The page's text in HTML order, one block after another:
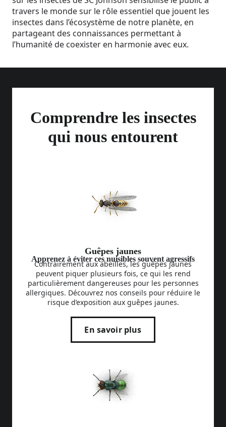
travers le monde sur le rôle essentiel que jouent les
insectes dans l’écosystème de notre planète, en
partageant des connaissances permettant à
l’humanité de coexister en harmonie avec eux.
Comprendre les insectes
qui nous entourent
Guêpes jaunes
Apprenez à éviter ces nuisibles souvent agressifs
Contrairement aux abeilles, les guêpes jaunes
peuvent piquer plusieurs fois, ce qui les rend
particulièrement dangereuses pour les personnes
allergiques. Découvrez nos conseils pour réduire le
risque d’exposition aux guêpes jaunes.
En savoir plus